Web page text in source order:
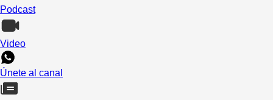
Podcast
Video
Únete al canal